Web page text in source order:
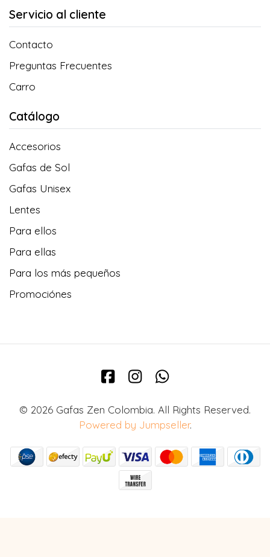
Servicio al cliente
Contacto
Preguntas Frecuentes
Carro
Catálogo
Accesorios
Gafas de Sol
Gafas Unisex
Lentes
Para ellos
Para ellas
Para los más pequeños
Promociónes
© 2026 Gafas Zen Colombia. All Rights Reserved.
Powered by Jumpseller.